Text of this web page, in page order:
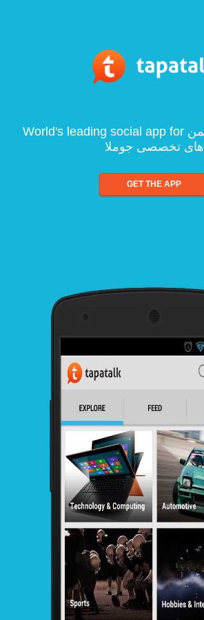
World's leading social app for پارس جوم :: انجمن
های تخصصی جوملا
GET THE APP